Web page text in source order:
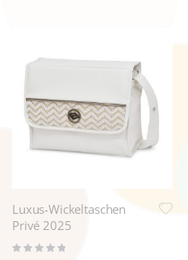
Luxus-Wickeltaschen
Privé 2025
Rating: